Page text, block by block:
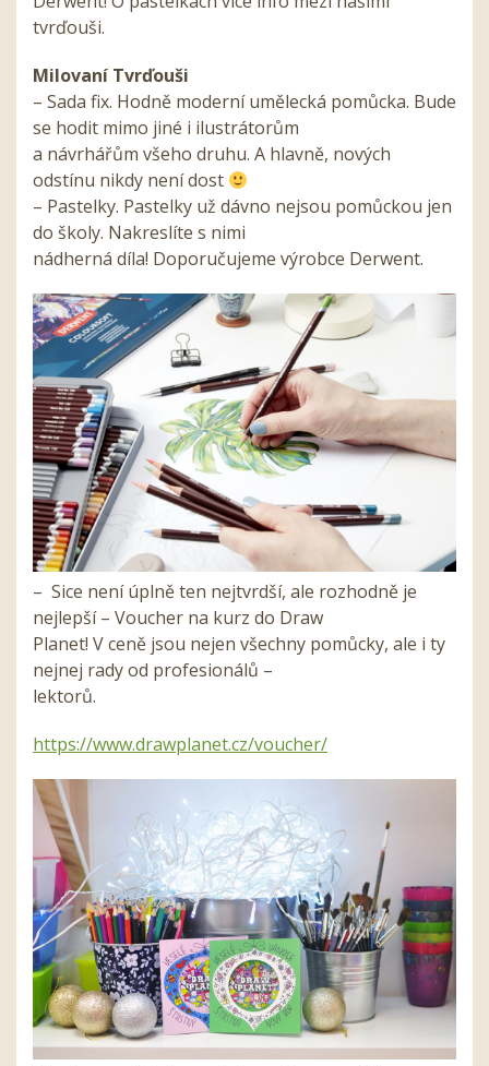
tvrďouši.
Milovaní Tvrďouši
– Sada fix. Hodně moderní umělecká pomůcka. Bude
se hodit mimo jiné i ilustrátorům
a návrhářům všeho druhu. A hlavně, nových
odstínu nikdy není dost
– Pastelky. Pastelky už dávno nejsou pomůckou jen
do školy. Nakreslíte s nimi
nádherná díla! Doporučujeme výrobce Derwent.
– Sice není úplně ten nejtvrdší, ale rozhodně je
nejlepší – Voucher na kurz do Draw
Planet! V ceně jsou nejen všechny pomůcky, ale i ty
nejnej rady od profesionálů –
lektorů.
https://www.drawplanet.cz/voucher/